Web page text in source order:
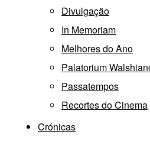
Divulgação
In Memoriam
Melhores do Ano
Palatorium
Passatempos
Recortes do Cinema
Crónicas